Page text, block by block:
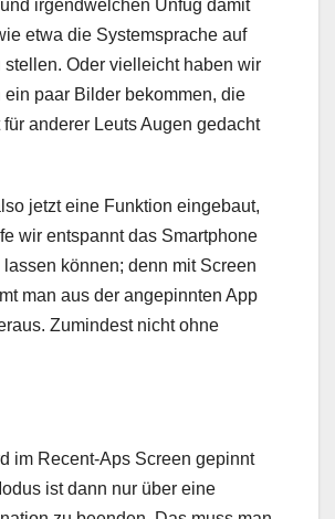
irgendwelchen Unfug damit
etwa die Systemsprache auf
stellen. Oder vielleicht haben wir
ein paar Bilder bekommen, die
anderer Leuts Augen gedacht
jetzt eine Funktion eingebaut,
wir entspannt das Smartphone
lassen können; denn mit Screen
man aus der angepinnten App
Zumindest nicht ohne
im Recent-Aps Screen gepinnt
ist dann nur über eine